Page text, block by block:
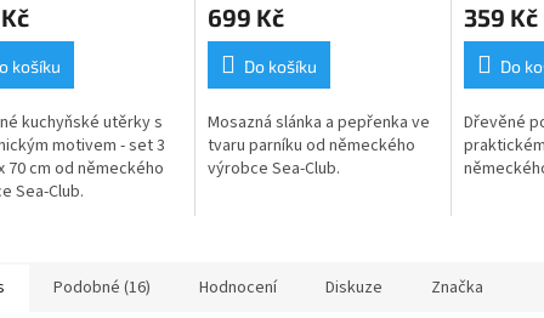
košíku
kuchyňské utěrky s
motivem - set 3
70 cm od německého
Sea-Club.
produktu
je
5,0
z
hvězdiček.
699 Kč
Do košíku
Mosazná slánka a pepřenka ve
tvaru parníku od německého
výrobce Sea-Club.
359 Kč
Do
Dřevěné
Podobné (16) Hodnocení Diskuze Značka